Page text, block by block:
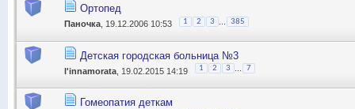
Ортопед
Паночка , 19.12.2006 10:53 1 2 3 385
Детская городская больница №3
l'innamorata , 19.02.2015 14:19 1 2 3 7
Гомеопатия деткам